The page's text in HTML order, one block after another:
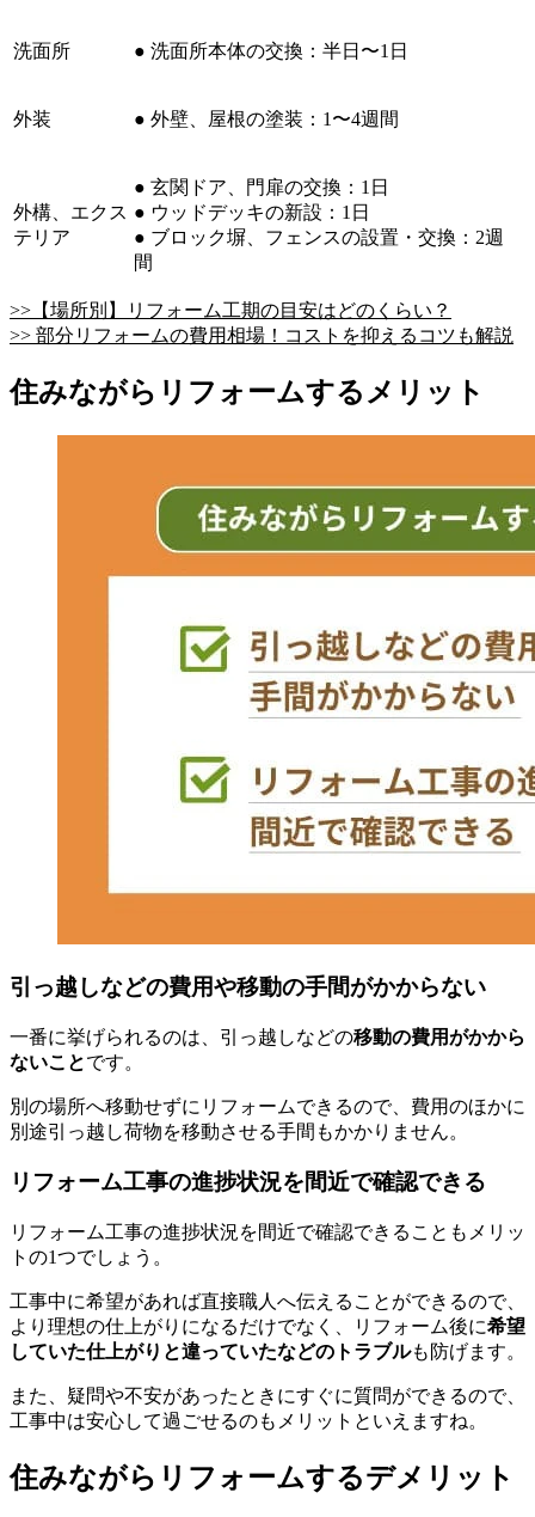
洗面所 ● 洗面所本体の交換：半日〜1日
外装 ● 外壁、屋根の塗装：1〜4週間
外構、エクス
テリア
● 玄関ドア、門扉の交換：1日
● ウッドデッキの新設：1日
● ブロック塀、フェンスの設置・交換：2週
間
>>【場所別】リフォーム工期の目安はどのくらい？
>> 部分リフォームの費用相場！コストを抑えるコツも解説
住みながらリフォームするメリット
引っ越しなどの費用や移動の手間がかからない
一番に挙げられるのは、引っ越しなどの移動の費用がかから
ないことです。
別の場所へ移動せずにリフォームできるので、費用のほかに
別途引っ越し荷物を移動させる手間もかかりません。
リフォーム工事の進捗状況を間近で確認できる
リフォーム工事の進捗状況を間近で確認できることもメリッ
トの1つでしょう。
工事中に希望があれば直接職人へ伝えることができるので、
より理想の仕上がりになるだけでなく、リフォーム後に希望
していた仕上がりと違っていたなどのトラブルも防げます。
また、疑問や不安があったときにすぐに質問ができるので、
工事中は安心して過ごせるのもメリットといえますね。
住みながらリフォームするデメリット